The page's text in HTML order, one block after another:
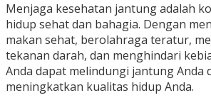
Menjaga kesehatan jantung adalah
hidup sehat dan bahagia. Dengan
makan sehat, berolahraga teratur,
tekanan darah, dan menghindari
Anda dapat melindungi jantung Anda
meningkatkan kualitas hidup Anda.